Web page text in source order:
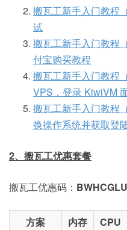
搬瓦工新手入门教程
试
搬瓦工新手入门教程
付宝购买教程
搬瓦工新手入门教程
VPS，登录 KiwiVM
搬瓦工新手入门教程
换操作系统并获取登
2、搬瓦工优惠套餐
搬瓦工优惠码：
方案 内存 CPU